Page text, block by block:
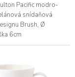
Pacific modro-
snídaňová
Brush, Ø
6cm